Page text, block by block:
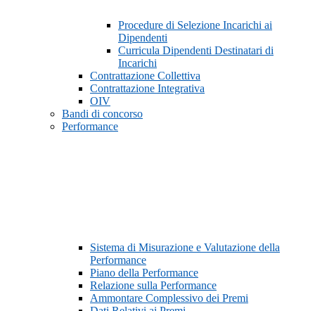
Procedure di Selezione Incarichi ai
Dipendenti
Curricula Dipendenti Destinatari di
Incarichi
Contrattazione Collettiva
Contrattazione Integrativa
OIV
Bandi di concorso
Performance
Sistema di Misurazione e Valutazione della
Performance
Piano della Performance
Relazione sulla Performance
Ammontare Complessivo dei Premi